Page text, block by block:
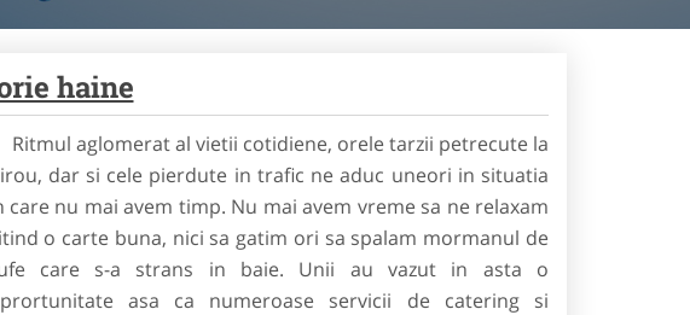
haine
Ritmul aglomerat al vietii cotidiene, orele tarzii petrecute la
dar si cele pierdute in trafic ne aduc uneori in situatia
care nu mai avem timp. Nu mai avem vreme sa ne relaxam
o carte buna, nici sa gatim ori sa spalam mormanul de
care s-a strans in baie. Unii au vazut in asta o
asa ca numeroase servicii de catering si